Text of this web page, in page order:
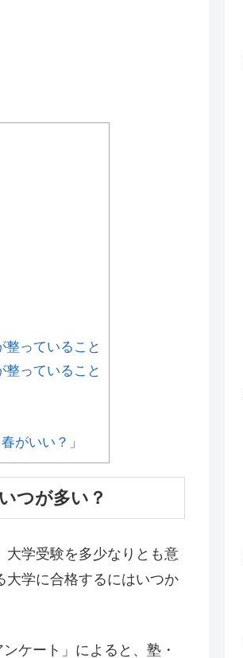
っていること
っていること
がいい？」
つが多い？
大学受験を多少なりとも意
大学に合格するにはいつか
ケート」によると、塾・